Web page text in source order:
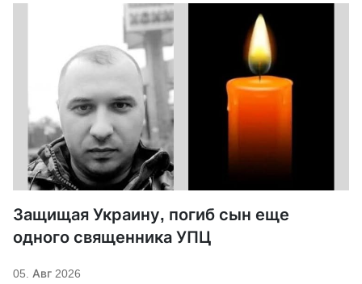
Защищая Украину, погиб сын еще
одного священника УПЦ
05. Авг 2026